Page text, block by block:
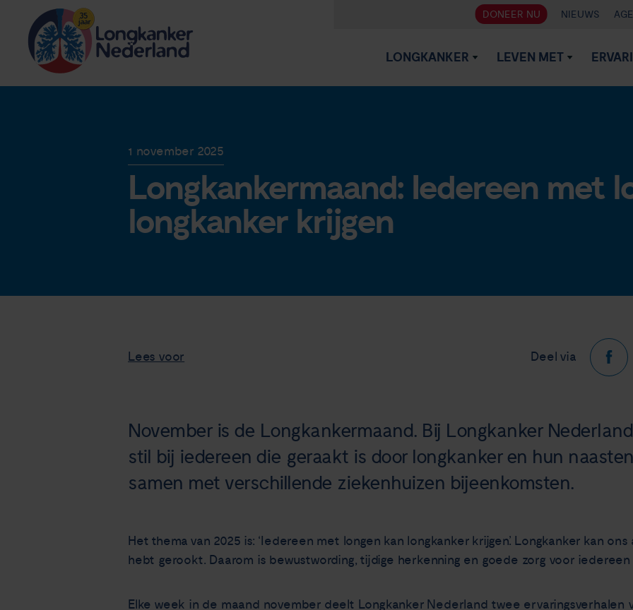
DONEER NU NIEUWS
LONGKANKER LEVEN MET
1 november 2025
Longkankermaand: Iedereen met
longkanker krijgen
Lees voor Deel via
November is de Longkankermaand. Bij Longkanker
stil bij iedereen die geraakt is door longkanker en hun
samen met verschillende ziekenhuizen bijeenkomsten.
Het thema van 2025 is: ‘Iedereen met longen kan longkanker krijgen’. Longkanker kan
hebt gerookt. Daarom is bewustwording, tijdige herkenning en goede zorg voor iedereen
Elke week in de maand november deelt Longkanker Nederland twee ervaringsverhalen